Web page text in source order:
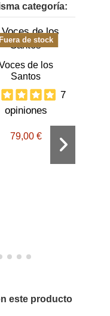
categoría:
Fuera de stock
de los
Santos
7
opiniones
79,00 €
este producto